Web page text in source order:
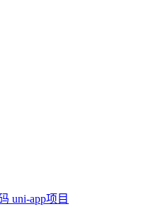
uni-app项目